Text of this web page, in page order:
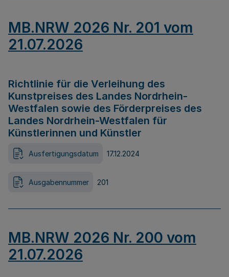
MB.NRW 2026 Nr. 201 vom
21.07.2026
Richtlinie für die Verleihung des
Kunstpreises des Landes Nordrhein-
Westfalen sowie des Förderpreises des
Landes Nordrhein-Westfalen für
Künstlerinnen und Künstler
Ausfertigungsdatum 17.12.2024
Ausgabennummer 201
MB.NRW 2026 Nr. 200 vom
21.07.2026